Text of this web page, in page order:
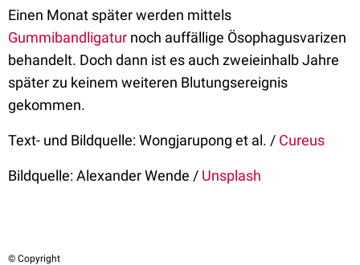
Einen Monat später werden mittels
Gummibandligatur noch auffällige Ösophagusvarizen
behandelt. Doch dann ist es auch zweieinhalb Jahre
später zu keinem weiteren Blutungsereignis
gekommen.
Text- und Bildquelle: Wongjarupong et al. / Cureus
Bildquelle: Alexander Wende / Unsplash
© Copyright